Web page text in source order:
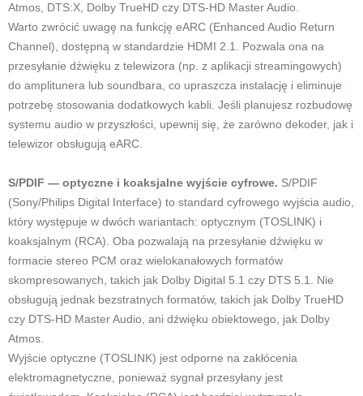
Atmos, DTS:X, Dolby TrueHD czy DTS-HD Master Audio.
Warto zwrócić uwagę na funkcję eARC (Enhanced Audio Return
Channel), dostępną w standardzie HDMI 2.1. Pozwala ona na
przesyłanie dźwięku z telewizora (np. z aplikacji streamingowych)
do amplitunera lub soundbara, co upraszcza instalację i eliminuje
potrzebę stosowania dodatkowych kabli. Jeśli planujesz rozbudowę
systemu audio w przyszłości, upewnij się, że zarówno dekoder, jak i
telewizor obsługują eARC.
S/PDIF — optyczne i koaksjalne wyjście cyfrowe. S/PDIF
(Sony/Philips Digital Interface) to standard cyfrowego wyjścia audio,
który występuje w dwóch wariantach: optycznym (TOSLINK) i
koaksjalnym (RCA). Oba pozwalają na przesyłanie dźwięku w
formacie stereo PCM oraz wielokanałowych formatów
skompresowanych, takich jak Dolby Digital 5.1 czy DTS 5.1. Nie
obsługują jednak bezstratnych formatów, takich jak Dolby TrueHD
czy DTS-HD Master Audio, ani dźwięku obiektowego, jak Dolby
Atmos.
Wyjście optyczne (TOSLINK) jest odporne na zakłócenia
elektromagnetyczne, ponieważ sygnał przesyłany jest